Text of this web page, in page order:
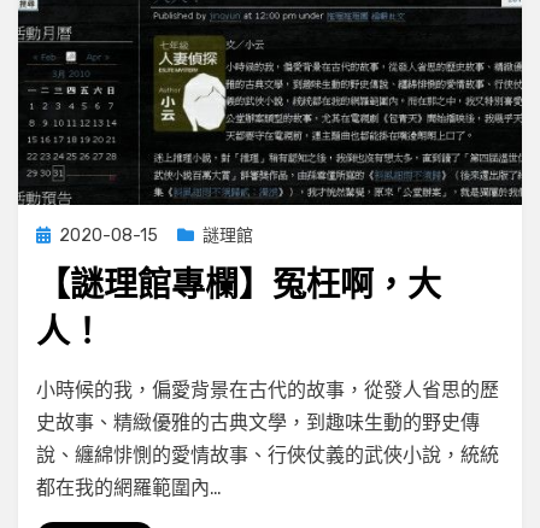
Posted
2020-08-15 謎理館
【謎理館專欄】冤枉啊，大
人！
by小云
Leave a commenton
【謎
理
館
專
小時候的我，偏愛背景在古代的故事，從發人省思的歷
史故事、精緻優雅的古典文學，到趣味生動的野史傳
說、纏綿悱惻的愛情故事、行俠仗義的武俠小說，統統
都在我的網羅範圍內…